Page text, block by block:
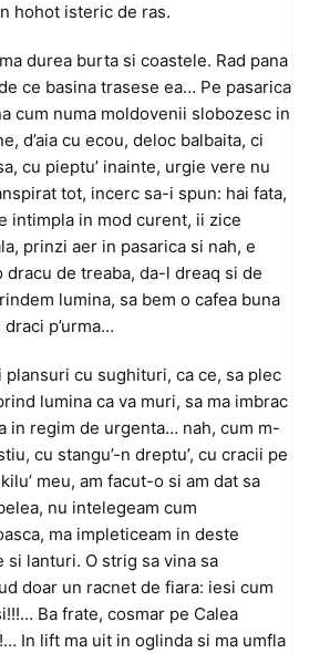
hohot isteric de ras.
durea burta si coastele. Rad pana
ce basina trasese ea… Pe pasarica
cum numa moldovenii slobozesc in
d’aia cu ecou, deloc balbaita, ci
cu pieptu’ inainte, urgie vere nu
tot, incerc sa-i spun: hai fata,
intimpla in mod curent, ii zice
prinzi aer in pasarica si nah, e
dracu de treaba, da-l dreaq si de
lumina, sa bem o cafea buna
p’urma…
cu sughituri, ca ce, sa plec
lumina ca va muri, sa ma imbrac
in regim de urgenta… nah, cum m-
cu stangu’-n dreptu’, cu cracii pe
meu, am facut-o si am dat sa
nu intelegeam cum
ma impleticeam in deste
si lanturi. O strig sa vina sa
doar un racnet de fiara: iesi cum
Ba frate, cosmar pe Calea
In lift ma uit in oglinda si ma umfla